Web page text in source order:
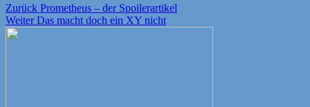
Beitragsnavigation
Zurück Vorheriger
Beitrag:
Prometheus – der Spoilerartikel
Weiter Nächster
Das macht doch ein XY nicht